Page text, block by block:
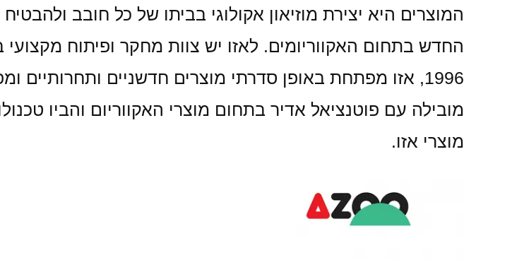
המוצרים היא יצירת מוזיאון אקולוגי בביתו של כל חובב
החדש בתחום האקווריומים. לאזו יש צוות מחקר ופיתוח
1996, אזו מפתחת באופן סדרתי מוצרים חדשניים
מובילה עם פוטנציאל אדיר בתחום מוצרי האקווריום והביו
מוצרי אזו.